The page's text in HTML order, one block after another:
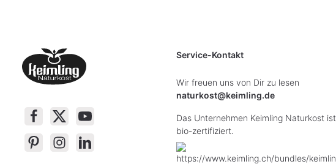
Service-Kontakt
Wir freuen uns von Dir zu lesen
naturkost@keimling.de
Das Unternehmen Keimling Naturkost ist
bio-zertifiziert.